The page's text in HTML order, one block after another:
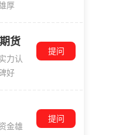
厚
货
力认
好
提问
金雄
提问